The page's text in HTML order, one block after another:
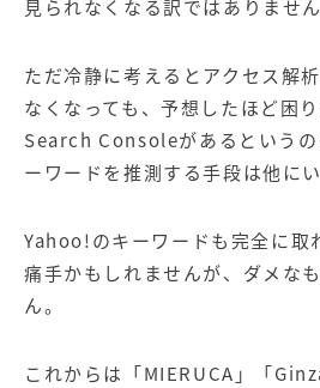
見られなくなる訳ではありません
ただ冷静に考えるとアクセス解
なくなっても、予想したほど困り
Search Consoleがあるという
ーワードを推測する手段は他に
Yahoo!のキーワードも完全に取
痛手かもしれませんが、ダメな
ん。
これからは「MIERUCA 」「